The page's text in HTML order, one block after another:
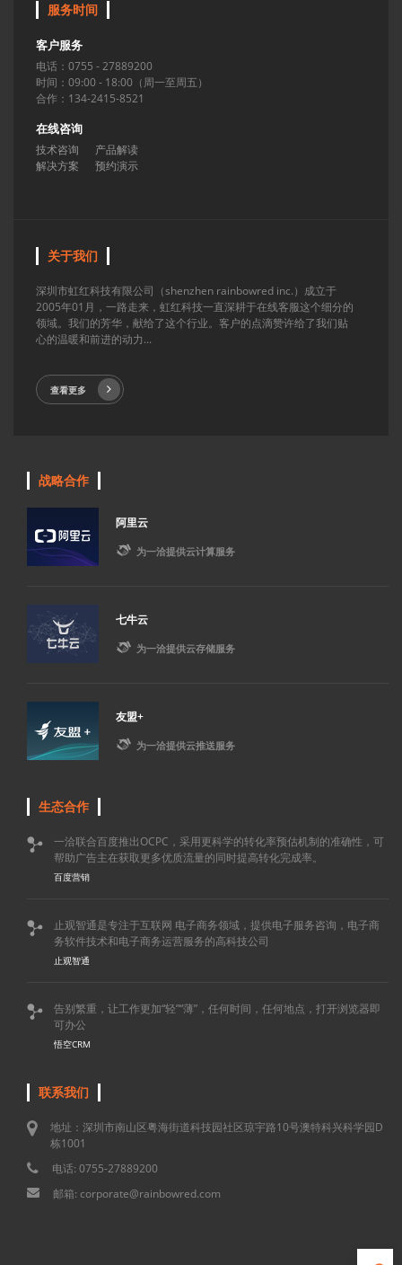
服务时间
客户服务
电话：0755 - 27889200
时间：09:00 - 18:00（周一至周五）
合作：134-2415-8521
在线咨询
技术咨询
产品解读
解决方案
预约演示
关于我们
深圳市虹红科技有限公司（shenzhen rainbowred inc.）成立于
2005年01月，一路走来，虹红科技一直深耕于在线客服这个细分的
领域。我们的芳华，献给了这个行业。客户的点滴赞许给了我们贴
心的温暖和前进的动力...
查看更多
战略合作
阿里云
 为一洽提供云计算服务
七牛云
 为一洽提供云存储服务
友盟+
 为一洽提供云推送服务
生态合作

一洽联合百度推出OCPC，采用更科学的转化率预估机制的准确性，可
帮助广告主在获取更多优质流量的同时提高转化完成率。
百度营销

止观智通是专注于互联网 电子商务领域，提供电子服务咨询，电子商
务软件技术和电子商务运营服务的高科技公司
止观智通

告别繁重，让工作更加“轻”“薄”，任何时间，任何地点，打开浏览器即
可办公
悟空CRM
联系我们
地址：深圳市南山区粤海街道科技园社区琼宇路10号澳特科兴科学园D
栋1001
电话: 0755-27889200
邮箱: corporate@rainbowred.com